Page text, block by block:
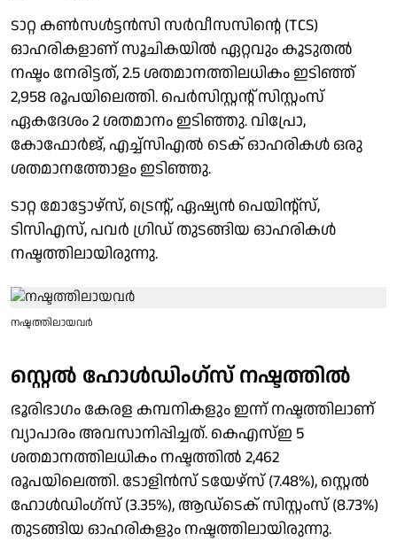
ടാറ്റ കൺസൾട്ടൻസി സർവീസസിന്റെ (TCS)
ഓഹരികളാണ് സൂചികയിൽ ഏറ്റവും കൂടുതൽ
നഷ്ടം നേരിട്ടത്, 2.5 ശതമാനത്തിലധികം ഇടിഞ്ഞ്
2,958 രൂപയിലെത്തി. പെർസിസ്റ്റന്റ് സിസ്റ്റംസ്
ഏകദേശം 2 ശതമാനം ഇടിഞ്ഞു. വിപ്രോ,
കോഫോർജ്, എച്ച്‌സിഎൽ ടെക് ഓഹരികൾ ഒരു
ശതമാനത്തോളം ഇടിഞ്ഞു.
ടാറ്റ മോട്ടോഴ്‌സ്, ട്രെന്റ്, ഏഷ്യൻ പെയിന്റ്‌സ്,
ടിസിഎസ്, പവർ ഗ്രിഡ് തുടങ്ങിയ ഓഹരികൾ
നഷ്ടത്തിലായിരുന്നു.
നഷ്ടത്തിലായവര്‍
സ്റ്റെല്‍ ഹോള്‍ഡിംഗ്സ് നഷ്ടത്തില്‍
ഭൂരിഭാഗം കേരള കമ്പനികളും ഇന്ന് നഷ്ടത്തിലാണ്
വ്യാപാരം അവസാനിപ്പിച്ചത്. കെഎസ്ഇ 5
ശതമാനത്തിലധികം നഷ്ടത്തില്‍ 2,462
രൂപയിലെത്തി. ടോളിന്‍സ് ടയേഴ്സ് (7.48%), സ്റ്റെല്‍
ഹോള്‍ഡിംഗ്സ് (3.35%), ആഡ്ടെക് സിസ്റ്റംസ് (8.73%)
തുടങ്ങിയ ഓഹരികളും നഷ്ടത്തിലായിരുന്നു.